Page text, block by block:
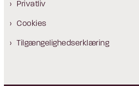
Privatliv
Cookies
Tilgængelighedserklæring